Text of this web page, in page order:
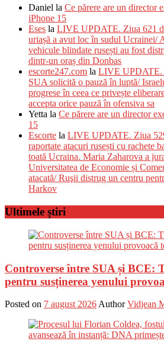
Daniel la Ce părere are un director
iPhone 15
Eses la LIVE UPDATE. Ziua 621
uriașă a avut loc în sudul Ucrainei/
vehicule blindate rusești au fost
dintr-un oraș din Donbas
escorte247.com la LIVE UPDATE.
SUA solicită o pauză în luptă/
progrese în ceea ce privește
accepta orice pauză în ofensiva sa
Yetta la Ce părere are un director
15
Escorte la LIVE UPDATE. Ziua
raportate atacuri rusești cu rachete
toată Ucraina. Maria Zaharova a
Universitatea de Economie și
atacată/ Ruşii distrug un centru
Harkov
Ultimele știri
Controverse între SUA și BCE:
pentru susținerea yenului
Posted on 7 august 2026 Author Vidjean